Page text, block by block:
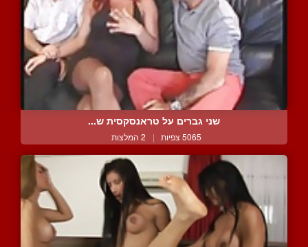
שני גברים על טראנסקסית ש...
5065 צפיות | 2 המלצות